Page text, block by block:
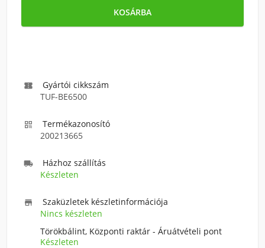
KOSÁRBA

Gyártói cikkszám
TUF-BE6500

Termékazonosító
200213665

Házhoz szállítás
Készleten

Szaküzletek készletinformációja
Nincs készleten
Törökbálint, Központi raktár - Áruátvételi pont
Készleten